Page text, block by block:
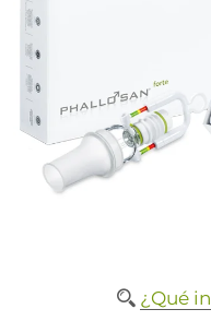
¿Qué